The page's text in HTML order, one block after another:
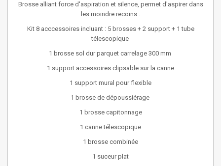
Brosse alliant force d'aspiration et silence, permet d'aspirer dans
les moindre recoins .
Kit 8 acccessoires incluant : 5 brosses + 2 support + 1 tube
télescopique
1 brosse sol dur parquet carrelage 300 mm
1 support accessoires clipsable sur la canne
1 support mural pour flexible
1 brosse de dépoussiérage
1 brosse capitonnage
1 canne télescopique
1 brosse combinée
1 suceur plat